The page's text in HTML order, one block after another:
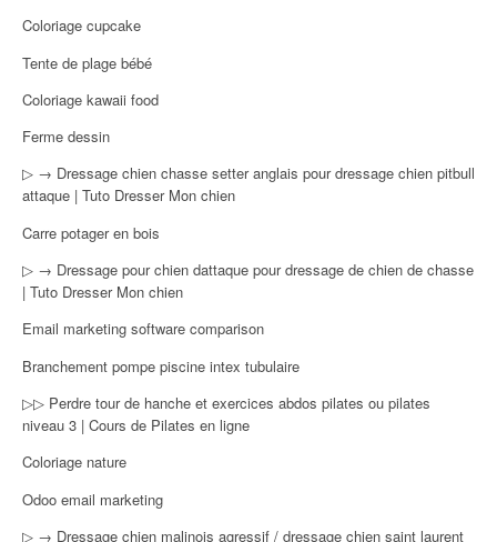
Coloriage cupcake
Tente de plage bébé
Coloriage kawaii food
Ferme dessin
▷ → Dressage chien chasse setter anglais pour dressage chien pitbull
attaque | Tuto Dresser Mon chien
Carre potager en bois
▷ → Dressage pour chien dattaque pour dressage de chien de chasse
| Tuto Dresser Mon chien
Email marketing software comparison
Branchement pompe piscine intex tubulaire
▷▷ Perdre tour de hanche et exercices abdos pilates ou pilates
niveau 3 | Cours de Pilates en ligne
Coloriage nature
Odoo email marketing
▷ → Dressage chien malinois agressif / dressage chien saint laurent